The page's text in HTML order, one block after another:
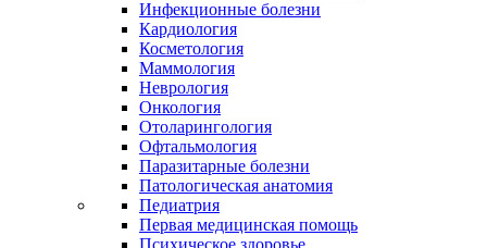
Инфекционные болезни
Кардиология
Косметология
Маммология
Неврология
Онкология
Отоларингология
Офтальмология
Паразитарные болезни
Патологическая анатомия
Педиатрия
Первая медицинская помощь
Психическое здоровье